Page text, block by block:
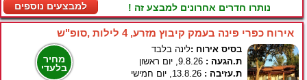
למבצעים נוספים נותרו חדרים אחרונים למבצע זה !
אירוח כפרי פינה בעמק קיבוץ מזרע, 4 לילות ,סופ"ש
מחיר
בלעדי
בסיס אירוח :לינה בלבד
ת.הגעה :
ת.עזיבה :